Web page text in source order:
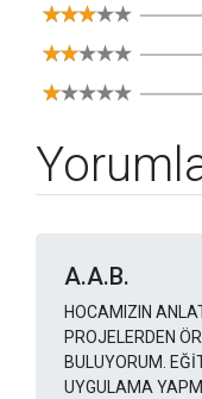
A.A.B.
HOCAMIZIN
PROJELERDEN
BULUYORUM.
UYGULAMA